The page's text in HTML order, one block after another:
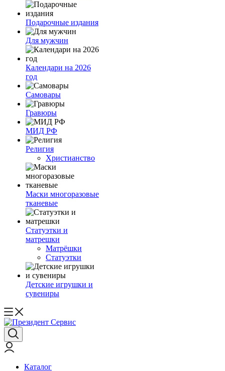
Подарочные издания
Для мужчин
Календари на 2026
год
Самовары
Гравюры
МИД РФ
Религия
Христианство
Маски многоразовые
тканевые
Статуэтки и
матрешки
Матрёшки
Статуэтки
Детские игрушки и
сувениры
Каталог